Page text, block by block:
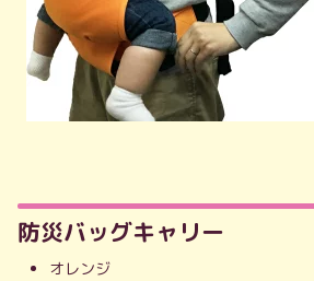
防災バッグキャリー
オレンジ